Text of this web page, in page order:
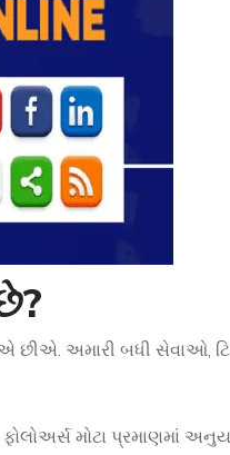
છીએ. અમારી બધી સેવાઓ,
મોટા પ્રમાણમાં